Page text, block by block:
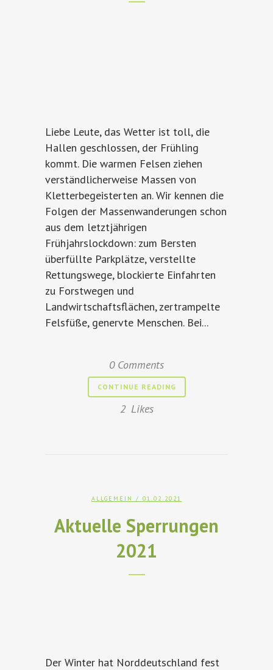
Liebe Leute, das Wetter ist toll, die
Hallen geschlossen, der Frühling
kommt. Die warmen Felsen ziehen
verständlicherweise Massen von
Kletterbegeisterten an. Wir kennen die
Folgen der Massenwanderungen schon
aus dem letztjährigen
Frühjahrslockdown: zum Bersten
überfüllte Parkplätze, verstellte
Rettungswege, blockierte Einfahrten
zu Forstwegen und
Landwirtschaftsflächen, zertrampelte
Felsfüße, genervte Menschen. Bei...
0 Comments
CONTINUE READING
2 Likes
ALLGEMEIN / 01.02.2021
Aktuelle Sperrungen
2021
Der Winter hat Norddeutschland fest